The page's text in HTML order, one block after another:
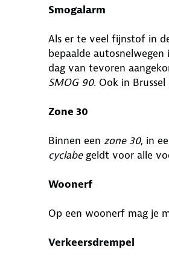
Smogalarm
Als er te veel fijnstof in
bepaalde
dag van tevoren
SMOG 90. Ook in
Zone 30
Binnen een zone 30, in
cyclabegeldt voor alle
Woonerf
Op een woonerf mag je
Verkeersdrempel